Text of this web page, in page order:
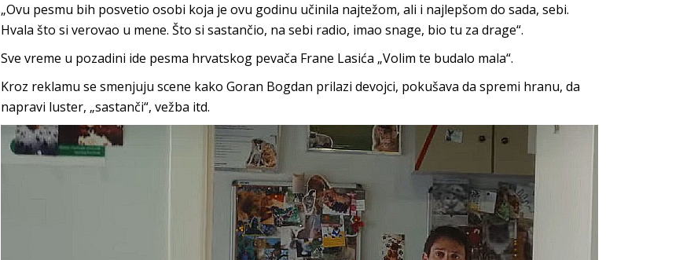
„Ovu pesmu bih posvetio osobi koja je ovu godinu učinila najtežom, ali i najlepšom do sada, sebi.
Hvala što si verovao u mene. Što si sastančio, na sebi radio, imao snage, bio tu za drage“.
Sve vreme u pozadini ide pesma hrvatskog pevača Frane Lasića „Volim te budalo mala“.
Kroz reklamu se smenjuju scene kako Goran Bogdan prilazi devojci, pokušava da spremi hranu, da
napravi luster, „sastanči“, vežba itd.